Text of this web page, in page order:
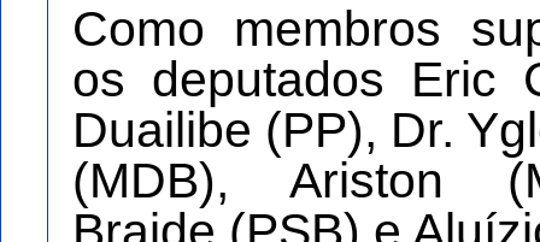
Como membros
os deputados Eric
Duailibe (PP), Dr.
(MDB), Ariston